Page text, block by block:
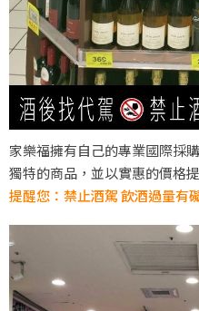
家樂福擁有自己的專業國際採
獨特的商品，並以實惠的價格
提醒您：禁止酒駕 飲酒過量有